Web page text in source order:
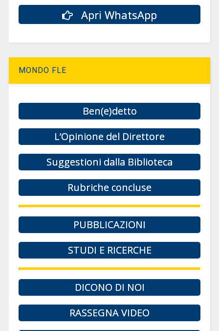
Apri WhatsApp
MONDO FLE
Ben(e)detto
L’Opinione del Direttore
Suggestioni dalla Biblioteca
Rubriche concluse
PUBBLICAZIONI
STUDI E RICERCHE
DICONO DI NOI
RASSEGNA VIDEO